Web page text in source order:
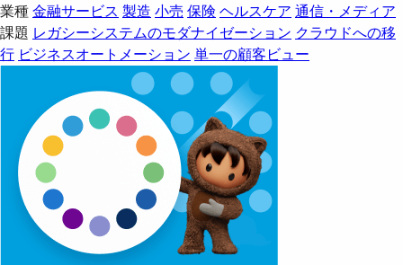
業種金融サービス 製造 小売 保険 ヘルスケア 通信・メディア
課題 レガシーシステムのモダナイゼーション クラウドへの移
行 ビジネスオートメーション 単一の顧客ビュー